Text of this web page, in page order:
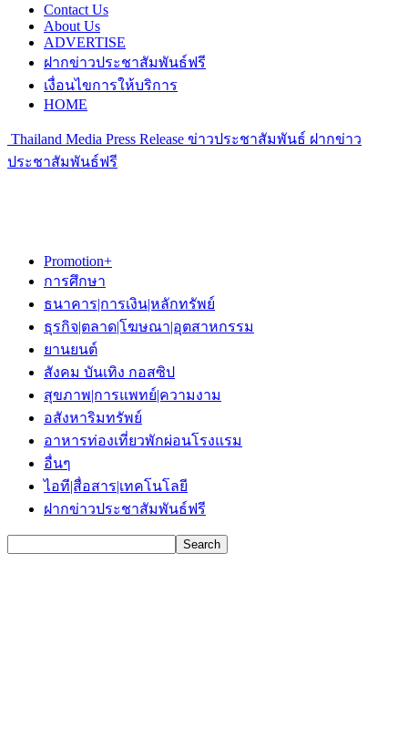
Contact Us
About Us
ADVERTISE
ฝากข่าวประชาสัมพันธ์ฟรี
เงื่อนไขการให้บริการ
HOME
Thailand Media Press Release ข่าวประชาสัมพันธ์ ฝากข่าว
ประชาสัมพันธ์ฟรี
Promotion+
การศึกษา
ธนาคาร|การเงิน|หลักทรัพย์
ธุรกิจ|ตลาด|โฆษณา|อุตสาหกรรม
ยานยนต์
สังคม บันเทิง กอสซิป
สุขภาพ|การแพทย์|ความงาม
อสังหาริมทรัพย์
อาหารท่องเที่ยวพักผ่อนโรงแรม
อื่นๆ
ไอที|สื่อสาร|เทคโนโลยี
ฝากข่าวประชาสัมพันธ์ฟรี